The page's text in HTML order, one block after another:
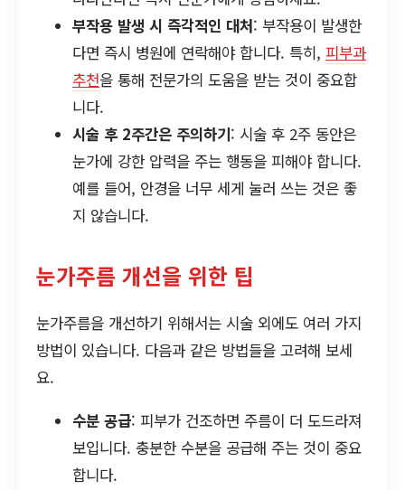
부작용 발생 시 즉각적인 대처: 부작용이 발생한
다면 즉시 병원에 연락해야 합니다. 특히, 피부과
추천을 통해 전문가의 도움을 받는 것이 중요합
니다.
시술 후 2주간은 주의하기: 시술 후 2주 동안은
눈가에 강한 압력을 주는 행동을 피해야 합니다.
예를 들어, 안경을 너무 세게 눌러 쓰는 것은 좋
지 않습니다.
눈가주름 개선을 위한 팁
눈가주름을 개선하기 위해서는 시술 외에도 여러 가지
방법이 있습니다. 다음과 같은 방법들을 고려해 보세
요.
수분 공급: 피부가 건조하면 주름이 더 도드라져
보입니다. 충분한 수분을 공급해 주는 것이 중요
합니다.